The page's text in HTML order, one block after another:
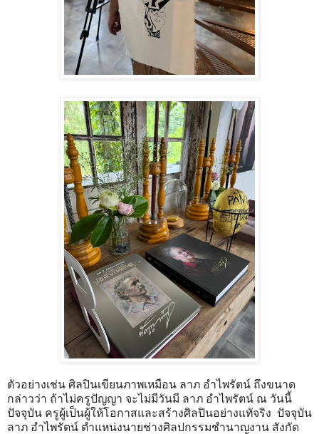
ตัวอย่างเช่น ศิลปินเขียนภาพเหมือน ลาภ อำไพรัตน์ ถึงขนาด
กล่าวว่า ถ้าไม่ครูปัญญา จะไม่มีวันมี ลาภ อำไพรัตน์ ณ วันนี้
ปัจจุบัน ครูผู้เป็นผู้ให้โอกาสและสร้างศิลปินอย่างแทัจริง ปัจจุบัน
ลาภ อำไพรัตน์ ตำแหน่งนายช่างศิลปกรรมชำนาญงาน สังกัด